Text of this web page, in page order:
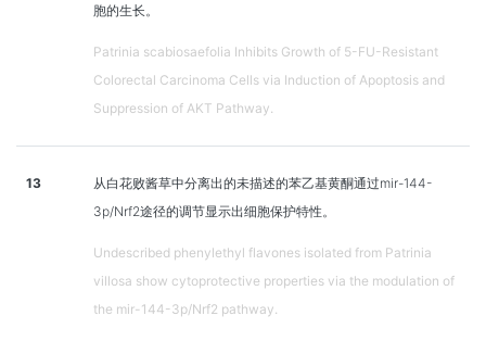
胞的生长。
Patrinia scabiosaefolia Inhibits Growth of 5-FU-Resistant
Colorectal Carcinoma Cells via Induction of Apoptosis and
Suppression of AKT Pathway.
13
从白花败酱草中分离出的未描述的苯乙基黄酮通过mir-144-
3p/Nrf2途径的调节显示出细胞保护特性。
Undescribed phenylethyl flavones isolated from Patrinia
villosa show cytoprotective properties via the modulation of
the mir-144-3p/Nrf2 pathway.